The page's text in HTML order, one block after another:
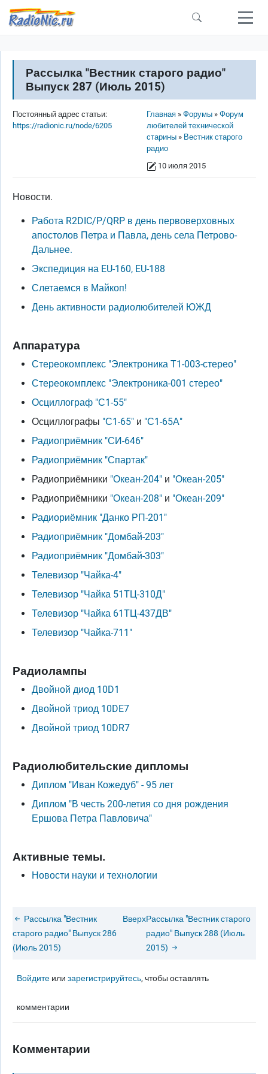
Перейти к основному содержанию
Рассылка "Вестник старого радио"
Выпуск 287 (Июль 2015)
Строка навигации
Главная Форумы
Форум
любителей технической
старины
Вестник старого
радио
10 июля 2015
Постоянный адрес статьи:
https://radionic.ru/node/6205
Новости.
Работа R2DIC/P/QRP в день первоверховных
апостолов Петра и Павла, день села Петрово-
Дальнее.
Экспедиция на EU-160, EU-188
Слетаемся в Майкоп!
День активности радиолюбителей ЮЖД
Аппаратура
Стереокомплекс "Электроника T1-003-стерео"
Стереокомплекс "Электроника-001 стерео"
Осциллограф "С1-55"
Осциллографы "С1-65" и "С1-65А"
Радиоприёмник "СИ-646"
Радиоприёмник "Спартак"
Радиоприёмники "Океан-204" и "Океан-205"
Радиоприёмники "Океан-208" и "Океан-209"
Радиориёмник "Данко РП-201"
Радиоприёмник "Домбай-203"
Радиоприёмник "Домбай-303"
Телевизор "Чайка-4"
Телевизор "Чайка 51ТЦ-310Д"
Телевизор "Чайка 61ТЦ-437ДВ"
Телевизор "Чайка-711"
Радиолампы
Двойной диод 10D1
Двойной триод 10DE7
Двойной триод 10DR7
Радиолюбительские дипломы
Диплом "Иван Кожедуб" - 95 лет
Диплом "В честь 200-летия со дня рождения
Ершова Петра Павловича"
Активные темы.
Новости науки и технологии
Рассылка "Вестник
старого радио" Выпуск 286
(Июль 2015)
ВверхРассылка "Вестник старого
радио" Выпуск 288 (Июль
2015)
Войдите илизарегистрируйтесь, чтобы оставлять
комментарии
Комментарии